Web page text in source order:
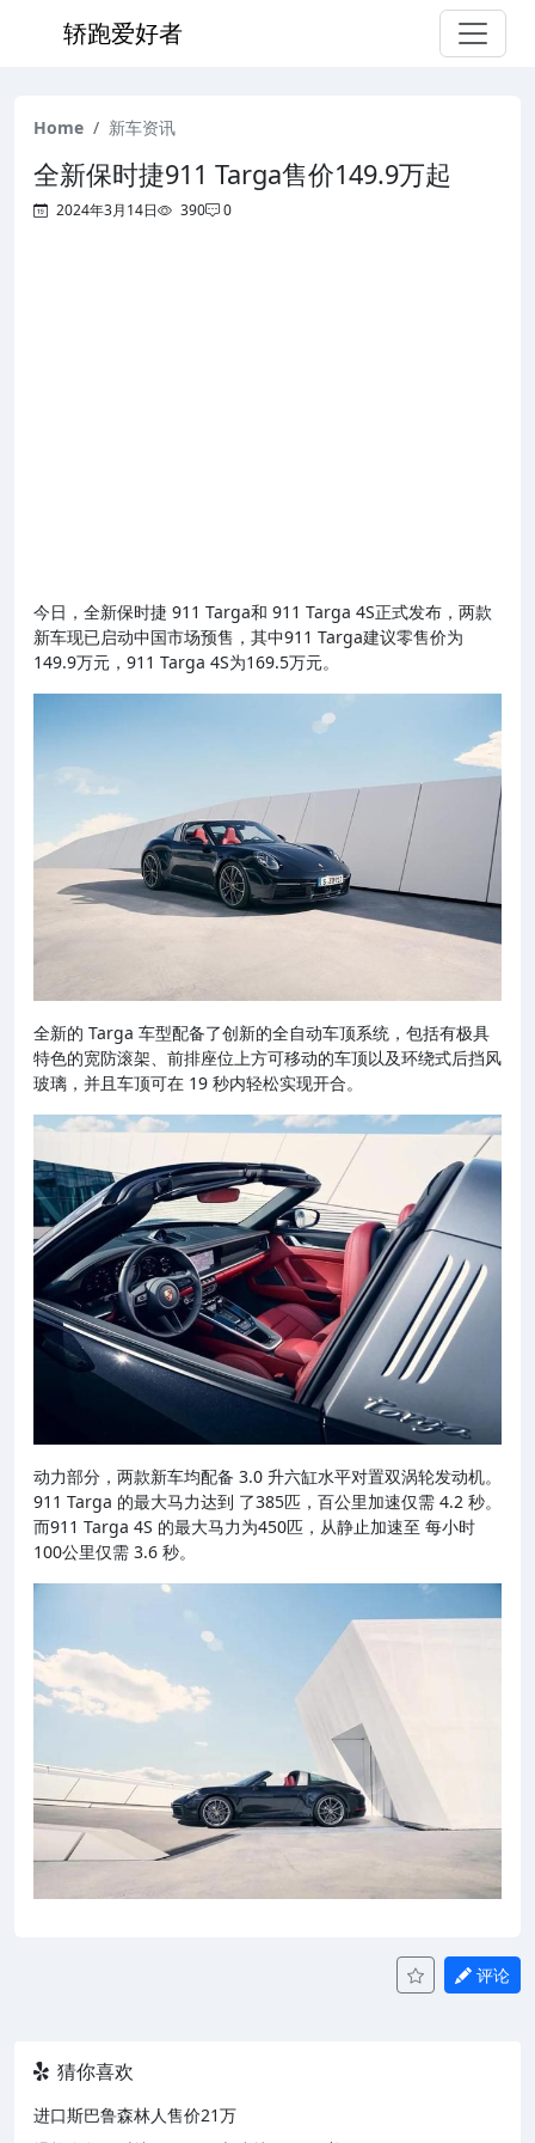
轿跑爱好者
Home 新车资讯
全新保时捷911 Targa售价149.9万起
2024年3月14日 390 0
今日，全新保时捷 911 Targa和 911 Targa 4S正式发布，两款
新车现已启动中国市场预售，其中911 Targa建议零售价为
149.9万元，911 Targa 4S为169.5万元。
全新的 Targa 车型配备了创新的全自动车顶系统，包括有极具
特色的宽防滚架、前排座位上方可移动的车顶以及环绕式后挡风
玻璃，并且车顶可在 19 秒内轻松实现开合。
动力部分，两款新车均配备 3.0 升六缸水平对置双涡轮发动机。
911 Targa 的最大马力达到 了385匹，百公里加速仅需 4.2 秒。
而911 Targa 4S 的最大马力为450匹，从静止加速至 每小时
100公里仅需 3.6 秒。
评论
猜你喜欢
进口斯巴鲁森林人售价21万